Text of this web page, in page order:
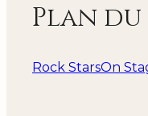
Plan du
Rock StarsOn